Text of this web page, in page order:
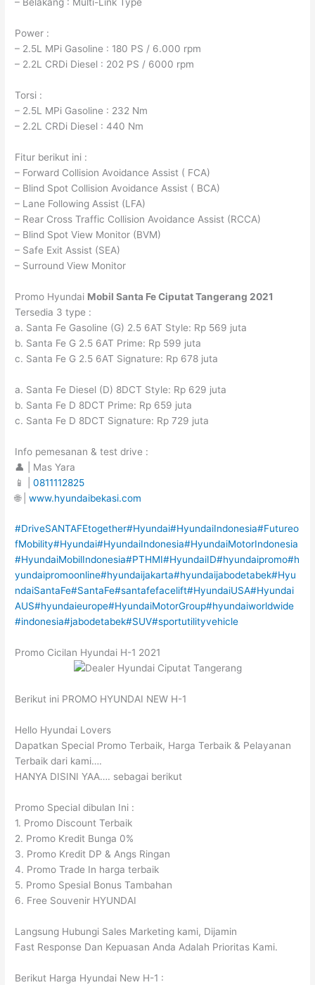
– Belakang : Multi-Link Type
Power :
– 2.5L MPi Gasoline : 180 PS / 6.000 rpm
– 2.2L CRDi Diesel : 202 PS / 6000 rpm
Torsi :
– 2.5L MPi Gasoline : 232 Nm
– 2.2L CRDi Diesel : 440 Nm
Fitur berikut ini :
– Forward Collision Avoidance Assist ( FCA)
– Blind Spot Collision Avoidance Assist ( BCA)
– Lane Following Assist (LFA)
– Rear Cross Traffic Collision Avoidance Assist (RCCA)
– Blind Spot View Monitor (BVM)
– Safe Exit Assist (SEA)
– Surround View Monitor
Promo Hyundai Mobil Santa FeCiputatTangerang 2021
Tersedia 3 type :
a. Santa Fe Gasoline (G) 2.5 6AT Style: Rp 569 juta
b. Santa Fe G 2.5 6AT Prime: Rp 599 juta
c. Santa Fe G 2.5 6AT Signature: Rp 678 juta
a. Santa Fe Diesel (D) 8DCT Style: Rp 629 juta
b. Santa Fe D 8DCT Prime: Rp 659 juta
c. Santa Fe D 8DCT Signature: Rp 729 juta
Info pemesanan & test drive :
👤 | Mas Yara
📱 |0811112825
🌐 |www.hyundaibekasi.com
#DriveSANTAFEtogether#Hyundai#HyundaiIndonesia#Futureo
fMobility#Hyundai#HyundaiIndonesia#HyundaiMotorIndonesia
#HyundaiMobilIndonesia#PTHMI#HyundaiID#hyundaipromo#h
yundaipromoonline#hyundaijakarta#hyundaijabodetabek#Hyu
ndaiSantaFe#SantaFe#santafefacelift#HyundaiUSA#Hyundai
AUS#hyundaieurope#HyundaiMotorGroup#hyundaiworldwide
#indonesia#jabodetabek#SUV#sportutilityvehicle
Promo Cicilan Hyundai H-1 2021
Berikut ini PROMO HYUNDAI NEW H-1
Hello Hyundai Lovers
Dapatkan Special Promo Terbaik, Harga Terbaik & Pelayanan
Terbaik dari kami….
HANYA DISINI YAA…. sebagai berikut
Promo Special dibulan Ini :
1. Promo Discount Terbaik
2. Promo Kredit Bunga 0%
3. Promo Kredit DP & Angs Ringan
4. Promo Trade In harga terbaik
5. Promo Spesial Bonus Tambahan
6. Free Souvenir HYUNDAI
Langsung Hubungi Sales Marketing kami, Dijamin
Fast Response Dan Kepuasan Anda Adalah Prioritas Kami.
Berikut Harga Hyundai New H-1 :